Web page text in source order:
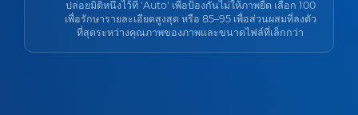
ปล่อยมิติหนึ่งไว้ที่ 'Auto' เพื่อป้องกันไม่ให้ภาพยืด เลือก 100
เพื่อรักษารายละเอียดสูงสุด หรือ 85–95 เพื่อส่วนผสมที่ลงตัว
ที่สุดระหว่างคุณภาพของภาพและขนาดไฟล์ที่เล็กกว่า